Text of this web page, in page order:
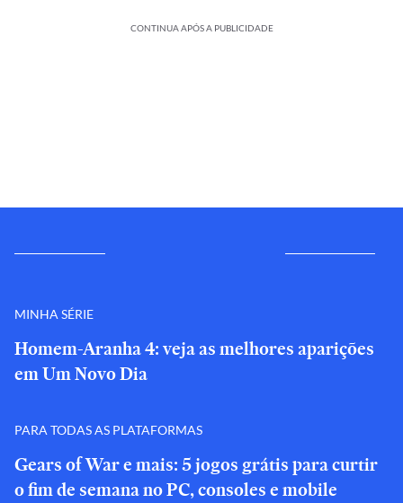
CONTINUA APÓS A PUBLICIDADE
MINHA SÉRIE
Homem-Aranha 4: veja as melhores aparições
em Um Novo Dia
PARA TODAS AS PLATAFORMAS
Gears of War e mais: 5 jogos grátis para curtir
o fim de semana no PC, consoles e mobile